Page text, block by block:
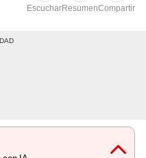
EscucharResumenCompartir